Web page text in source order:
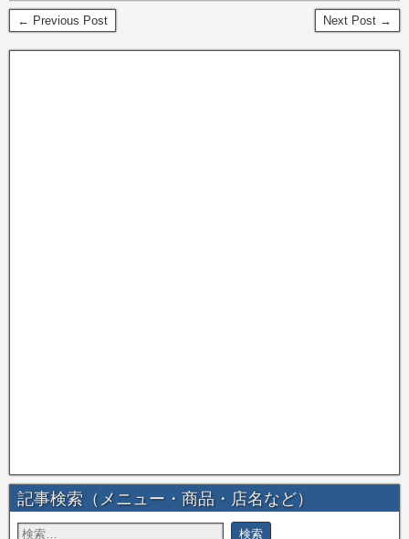
← Previous Post Next Post →
記事検索（メニュー・商品・店名など）